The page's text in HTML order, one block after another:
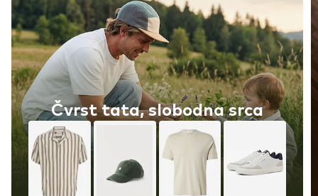
Čvrst tata, slobodna srca